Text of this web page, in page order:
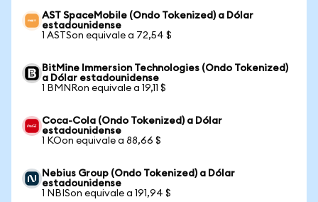
AST SpaceMobile (Ondo Tokenized) a Dólar
estadounidense
1 ASTSon equivale a 72,54 $
BitMine Immersion Technologies (Ondo Tokenized)
a Dólar estadounidense
1 BMNRon equivale a 19,11 $
Coca-Cola (Ondo Tokenized) a Dólar
estadounidense
1 KOon equivale a 88,66 $
Nebius Group (Ondo Tokenized) a Dólar
estadounidense
1 NBISon equivale a 191,94 $